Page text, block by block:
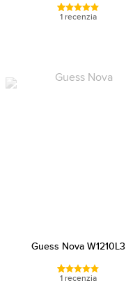
1 recenzia
Guess Nova W1210L3
1 recenzia